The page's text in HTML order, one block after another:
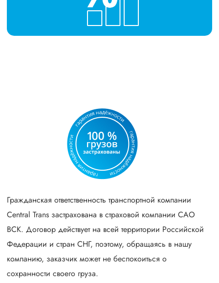
Гражданская ответственность транспортной компании
Central Trans застрахована в страховой компании САО
ВСК. Договор действует на всей территории Российской
Федерации и стран СНГ, поэтому, обращаясь в нашу
компанию, заказчик может не беспокоиться о
сохранности своего груза.